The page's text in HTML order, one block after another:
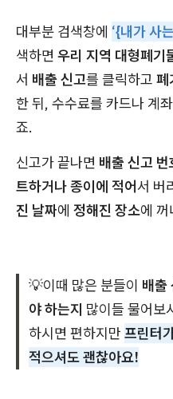
대부분 검색창에 ‘{내가 사
색하면 우리 지역 대형폐기
서 배출 신고를 클릭하고 폐
한 뒤, 수수료를 카드나 계
죠.
신고가 끝나면 배출 신고 번
트하거나 종이에 적어서 버
진 날짜에 정해진 장소에
💡이때 많은 분들이 배출
야 하는지 많이들 물어보
하시면 편하지만 프린터
적으셔도 괜찮아요!